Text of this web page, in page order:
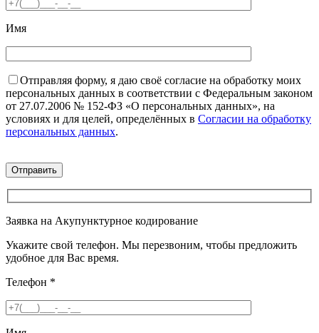
Имя
Отправляя форму, я даю своё согласие на обработку моих
персональных данных в соответствии с Федеральным законом
от 27.07.2006 № 152-ФЗ «О персональных данных», на
условиях и для целей, определённых в Согласии на обработку
персональных данных.
Заявка на Акупунктурное кодирование
Укажите свой телефон. Мы перезвоним, чтобы предложить
удобное для Вас время.
Телефон *